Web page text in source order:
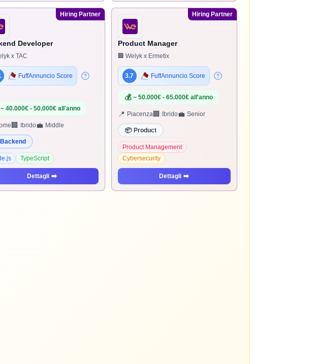
Hiring Partner
Developer
x TAC
FuffAnnuncio Score
~ 40.000€ - 50.000€ all'anno
🏢 Ibrido💼 Middle
Backend
TypeScript
Dettagli ➡️
Hiring Partner
Product Manager
🏢 Welyk x Ermetix
3.7 FuffAnnuncio Score
💰 ~ 50.000€ - 65.000€ all'anno
📍 Piacenza🏢 Ibrido💼 Senior
📦 Product
Product Management
Cybersecurity
Dettagli ➡️